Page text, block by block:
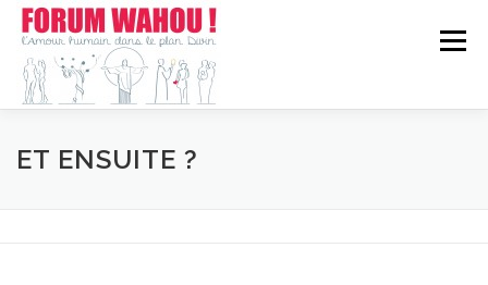
Aller
Menu
WAHOU!? FORUM CHEZ VOUS
ET ENSUITE ?